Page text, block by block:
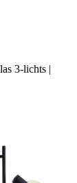
3-lichts |